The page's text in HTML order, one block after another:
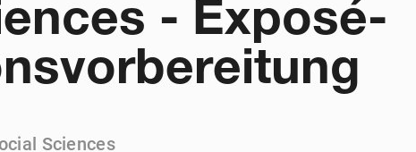
- Exposé-
Sciences